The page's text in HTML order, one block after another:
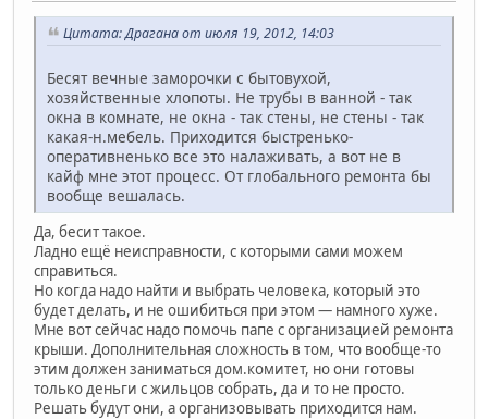
Цитата: Драгана от июля 19, 2012, 14:03
Бесят вечные заморочки с бытовухой,
хозяйственные хлопоты. Не трубы в ванной - так
окна в комнате, не окна - так стены, не стены - так
какая-н.мебель. Приходится быстренько-
оперативненько все это налаживать, а вот не в
кайф мне этот процесс. От глобального ремонта бы
вообще вешалась.
Да, бесит такое.
Ладно ещё неисправности, с которыми сами можем
справиться.
Но когда надо найти и выбрать человека, который это
будет делать, и не ошибиться при этом — намного хуже.
Мне вот сейчас надо помочь папе с организацией ремонта
крыши. Дополнительная сложность в том, что вообще-то
этим должен заниматься дом.комитет, но они готовы
только деньги с жильцов собрать, да и то не просто.
Решать будут они, а организовывать приходится нам.